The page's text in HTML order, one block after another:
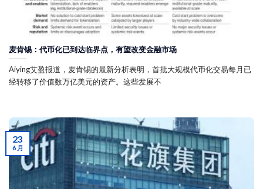
麦肯锡：代币化已到达临界点，有望改变金融市场
Aiying艾盈报道，麦肯锡的最新分析表明，首批大规模代币化交易每月已
经转移了价值数万亿美元的资产。这些发展不
23
6 月